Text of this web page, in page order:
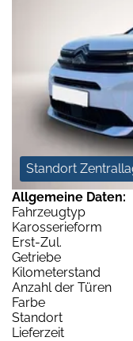
Standort
Allgemeine Daten:
Fahrzeugtyp
Karosserieform
Erst-Zul.
Getriebe
Kilometerstand
Anzahl der Türen
Farbe
Standort
Lieferzeit